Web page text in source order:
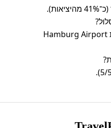
בולטת במיוחד תחנת Hamburg Airport